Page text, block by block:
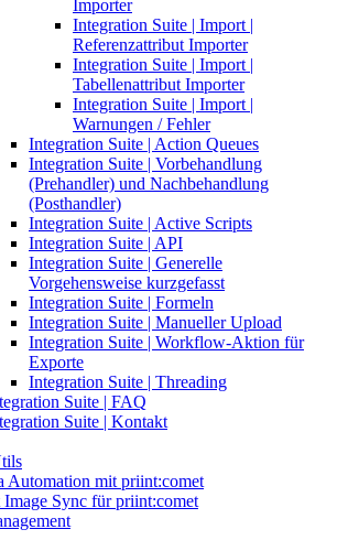
Importer
Integration Suite | Import |
Referenzattribut Importer
Integration Suite | Import |
Tabellenattribut Importer
Integration Suite | Import |
Warnungen / Fehler
Integration Suite | Action Queues
Integration Suite | Vorbehandlung
(Prehandler) und Nachbehandlung
(Posthandler)
Integration Suite | Active Scripts
Integration Suite | API
Integration Suite | Generelle
Vorgehensweise kurzgefasst
Integration Suite | Formeln
Integration Suite | Manueller Upload
Integration Suite | Workflow-Aktion für
Exporte
Integration Suite | Threading
Suite | FAQ
Suite | Kontakt
Automation mit priint:comet
Sync für priint:comet